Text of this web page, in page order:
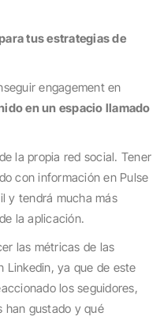
tus estrategias de
engagement en
en un espacio llamado
la propia red social. Tener
con información en Pulse
y tendrá mucha más
la aplicación.
las métricas de las
Linkedin, ya que de este
los seguidores,
han gustado y qué